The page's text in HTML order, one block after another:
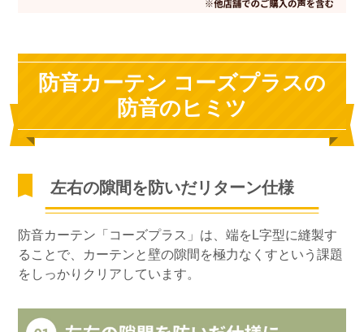
防音カーテン コーズプラスの
防音のヒミツ
左右の隙間を防いだリターン仕様
防音カーテン「コーズプラス」は、端をL字型に縫製す
ることで、カーテンと壁の隙間を極力なくすという課題
をしっかりクリアしています。